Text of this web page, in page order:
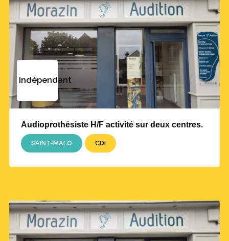
Indépendant
Audioprothésiste H/F activité sur deux centres.
SAINT-MALO CDI